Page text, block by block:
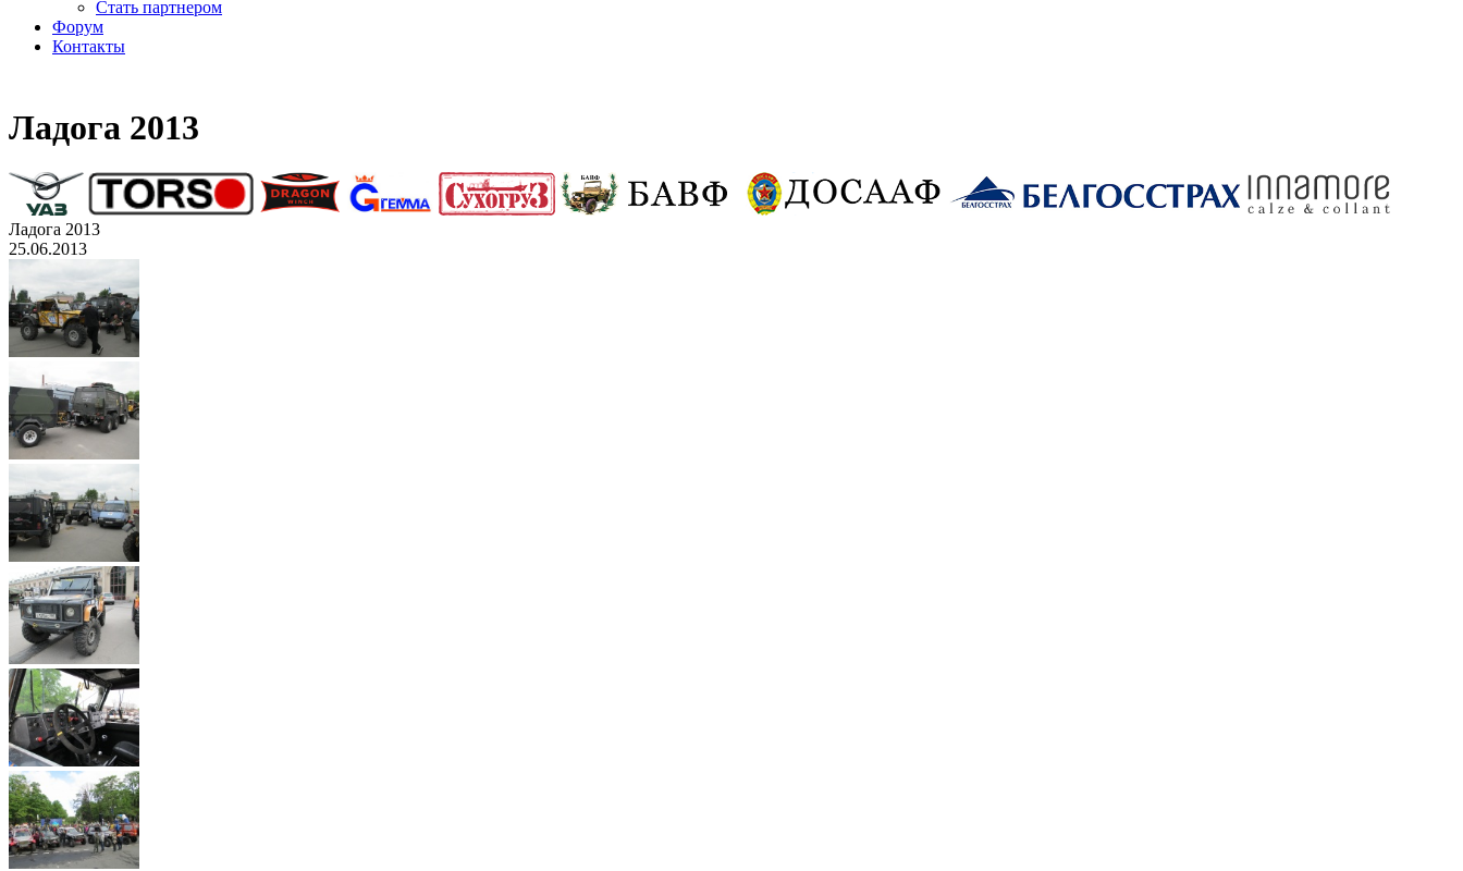
Стать партнером
Форум
Контакты
Ладога 2013
Ладога 2013
25.06.2013